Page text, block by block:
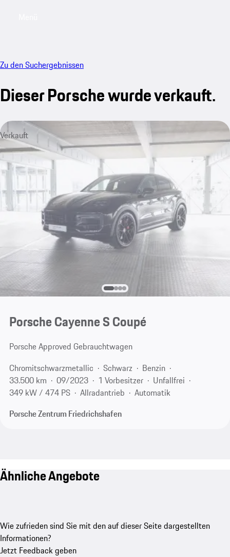
Zu den Suchergebnissen
Dieser Porsche wurde verkauft.
Verkauft
Porsche Cayenne S Coupé
Porsche Approved Gebrauchtwagen
Chromitschwarzmetallic
Schwarz
Benzin
33.500 km
09/2023 1 Vorbesitzer
Unfallfrei
349 kW / 474 PS
Allradantrieb
Automatik
Porsche Zentrum Friedrichshafen
Ähnliche Angebote
Wie zufrieden sind Sie mit den auf dieser Seite dargestellten
Informationen?
Jetzt Feedback geben